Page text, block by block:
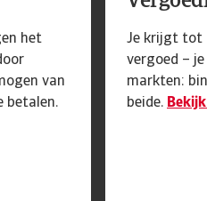
het
van
betalen.
Je krijgt tot
vergoed –
markten:
beide.